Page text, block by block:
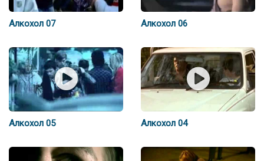
Алкохол 07 Алкохол 06
Алкохол 05 Алкохол 04